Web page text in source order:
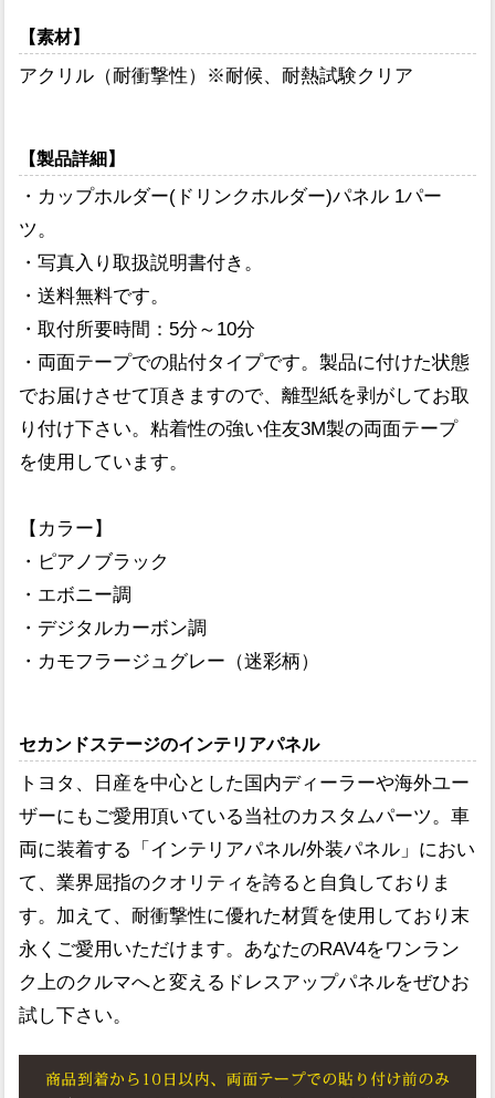
【素材】
アクリル（耐衝撃性）※耐候、耐熱試験クリア
【製品詳細】
・カップホルダー(ドリンクホルダー)パネル 1パー
ツ。
・写真入り取扱説明書付き。
・送料無料です。
・取付所要時間：5分～10分
・両面テープでの貼付タイプです。製品に付けた状態
でお届けさせて頂きますので、離型紙を剥がしてお取
り付け下さい。粘着性の強い住友3M製の両面テープ
を使用しています。
【カラー】
・ピアノブラック
・エボニー調
・デジタルカーボン調
・カモフラージュグレー（迷彩柄）
セカンドステージのインテリアパネル
トヨタ、日産を中心とした国内ディーラーや海外ユー
ザーにもご愛用頂いている当社のカスタムパーツ。車
両に装着する「インテリアパネル/外装パネル」におい
て、業界屈指のクオリティを誇ると自負しておりま
す。加えて、耐衝撃性に優れた材質を使用しており末
永くご愛用いただけます。あなたのRAV4をワンラン
ク上のクルマへと変えるドレスアップパネルをぜひお
試し下さい。